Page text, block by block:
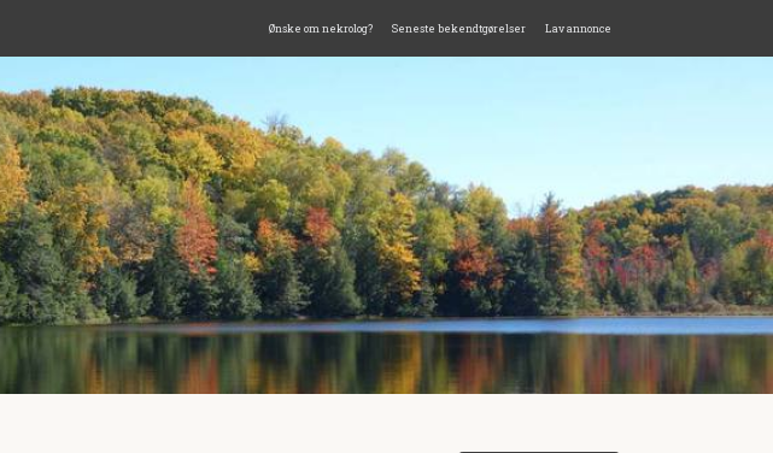
Ønske om nekrolog? Seneste bekendtgørelser Lav annonce